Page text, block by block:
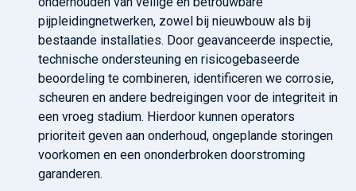
pijpleidingnetwerken, zowel bij nieuwbouw als bij
bestaande installaties. Door geavanceerde inspectie,
technische ondersteuning en risicogebaseerde
beoordeling te combineren, identificeren we corrosie,
scheuren en andere bedreigingen voor de integriteit in
een vroeg stadium. Hierdoor kunnen operators
prioriteit geven aan onderhoud, ongeplande storingen
voorkomen en een ononderbroken doorstroming
garanderen.